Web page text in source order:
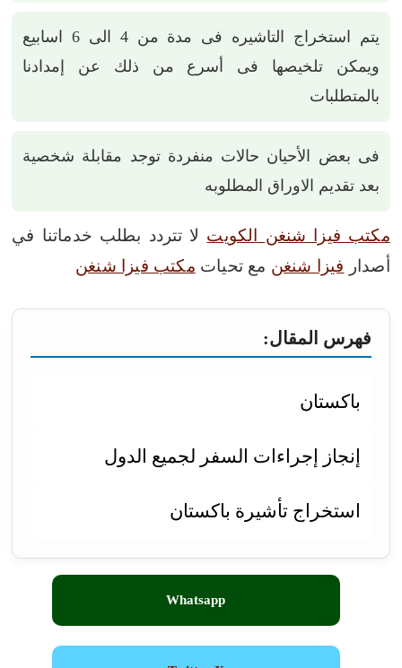
يتم استخراج التاشيره فى مدة من 4 الى 6 اسابيع
ويمكن تلخيصها فى أسرع من ذلك عن إمدادنا
بالمتطلبات
فى بعض الأحيان حالات منفردة توجد مقابلة شخصية
بعد تقديم الاوراق المطلوبه
مكتب فيزا شنغن الكويت لا تتردد بطلب خدماتنا في
أصدار فيزا شنغن مع تحيات مكتب فيزا شنغن
فهرس المقال:
باكستان
إنجاز إجراءات السفر لجميع الدول
استخراج تأشيرة باكستان
Whatsapp